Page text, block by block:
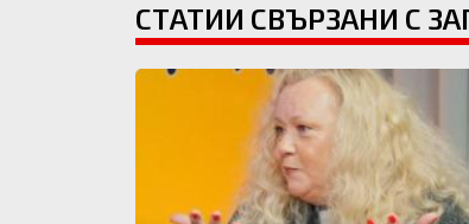
СТАТИИ СВЪРЗАНИ С